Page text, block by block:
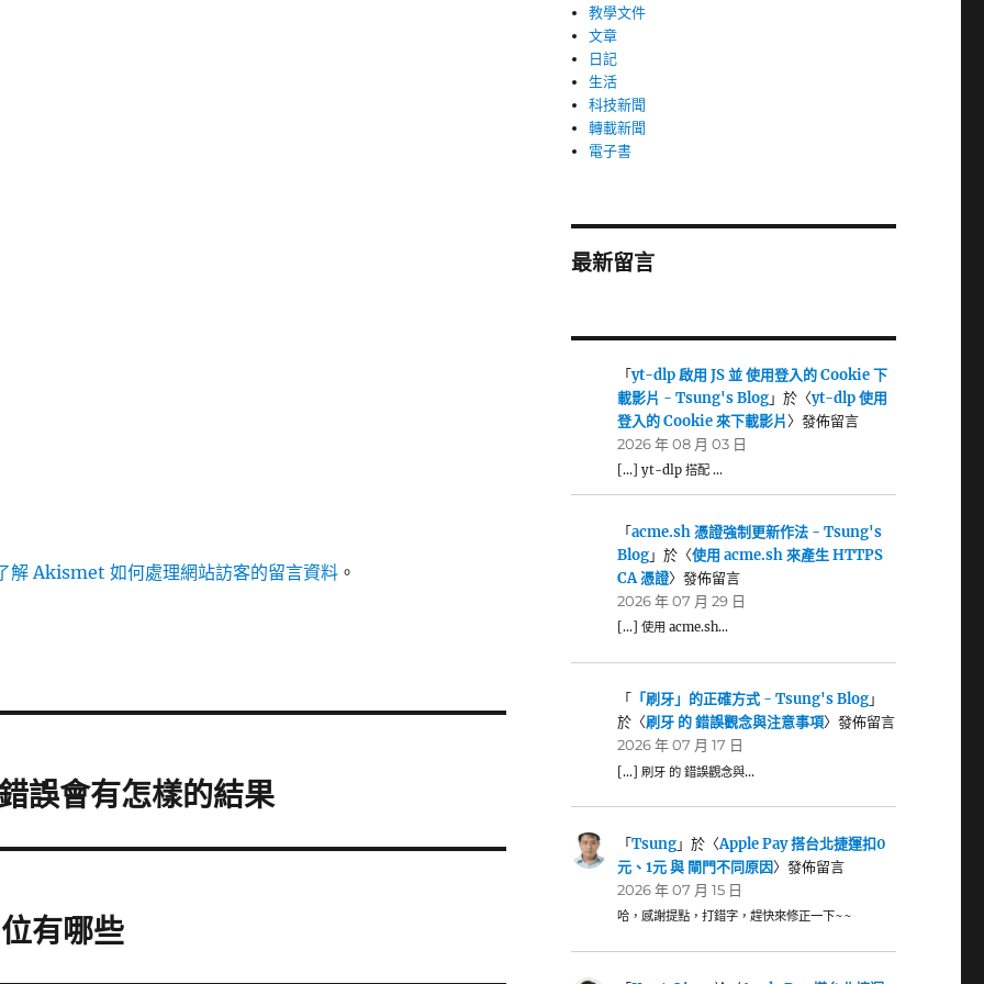
解 Akismet 如何處理網站訪客的留言資料 。
誤會有怎樣的結果
有哪些
教學文件
文章
日記
生活
科技新聞
轉載新聞
電子書
最新留言
「yt-dlp 啟用 JS 並 使用登入的 Cookie 下
載影片 - Tsung's Blog」於〈yt-dlp 使用
登入的 Cookie 來下載影片〉發佈留言
2026 年 08 月 03 日
[…] yt-dlp 搭配 …
「acme.sh 憑證強制更新作法 - Tsung's
Blog」於〈使用 acme.sh 來產生 HTTPS
CA 憑證〉發佈留言
2026 年 07 月 29 日
[…] 使用 acme.sh…
「 「刷牙」的正確方式 - Tsung's Blog」
於〈刷牙 的 錯誤觀念與注意事項〉發佈留言
2026 年 07 月 17 日
[…] 刷牙 的 錯誤觀念與…
「Tsung」於〈Apple Pay 搭台北捷運扣0
元、1元 與 閘門不同原因〉發佈留言
2026 年 07 月 15 日
哈，感謝提點，打錯字，趕快來修正一下~~